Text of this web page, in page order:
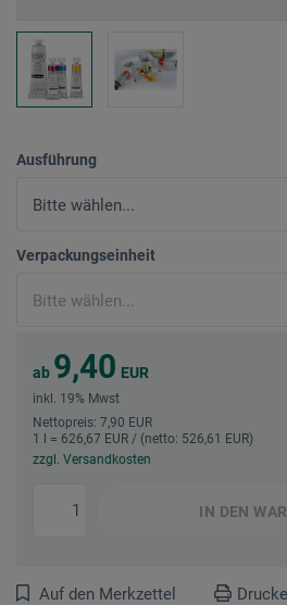
Ausführung
Verpackungseinheit
ab 9,40 EUR
inkl. 19% Mwst
Nettopreis: 7,90 EUR
1 l = 626,67 EUR / (netto: 526,61 EUR)
zzgl. Versandkosten
IN DEN
Auf den Merkzettel